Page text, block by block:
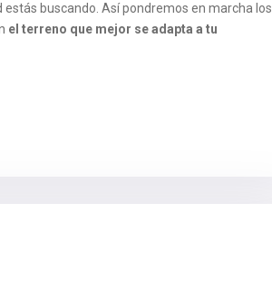
buscando. Así pondremos en marcha los
el terreno que mejor se adapta a tu